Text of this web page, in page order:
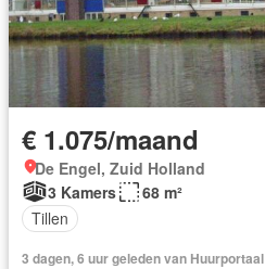
€ 1.075/maand
De Engel, Zuid Holland
3 Kamers
68 m²
Tillen
3 dagen, 6 uur geleden van Huurportaal